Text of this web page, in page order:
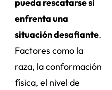
pueda rescatarse si
enfrenta una
situación desafiante.
Factores como la
raza, la conformación
física, el nivel de